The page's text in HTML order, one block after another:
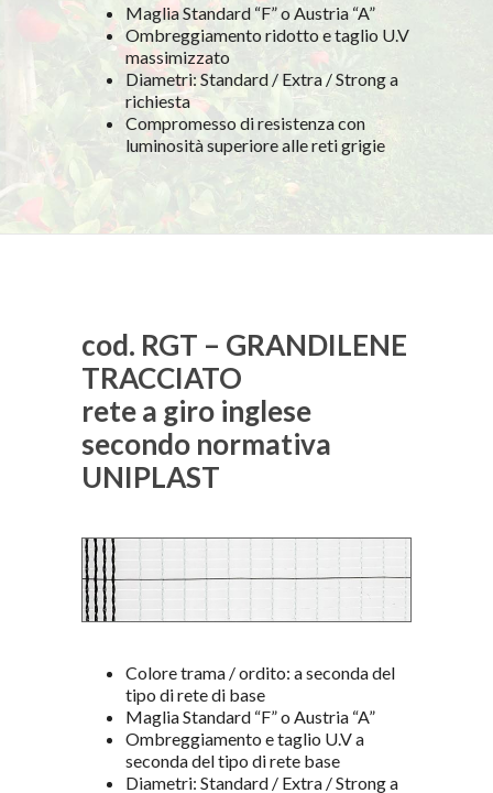
Maglia Standard “F” o Austria “A”
Ombreggiamento ridotto e taglio U.V
massimizzato
Diametri: Standard / Extra / Strong a
richiesta
Compromesso di resistenza con
luminosità superiore alle reti grigie
cod. RGT – GRANDILENE
TRACCIATO
rete a giro inglese
secondo normativa
UNIPLAST
Colore trama / ordito: a seconda del
tipo di rete di base
Maglia Standard “F” o Austria “A”
Ombreggiamento e taglio U.V a
seconda del tipo di rete base
Diametri: Standard / Extra / Strong a